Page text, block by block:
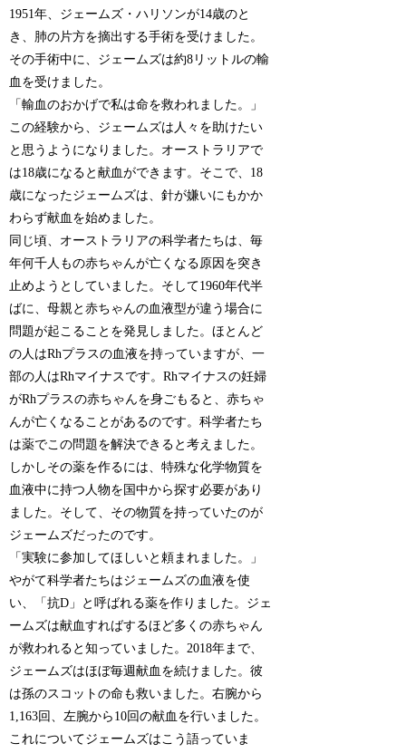
1951年、ジェームズ・ハリソンが14歳のと
き、肺の片方を摘出する手術を受けました。
その手術中に、ジェームズは約8リットルの輸
血を受けました。
「輸血のおかげで私は命を救われました。」
この経験から、ジェームズは人々を助けたい
と思うようになりました。オーストラリアで
は18歳になると献血ができます。そこで、18
歳になったジェームズは、針が嫌いにもかか
わらず献血を始めました。
同じ頃、オーストラリアの科学者たちは、毎
年何千人もの赤ちゃんが亡くなる原因を突き
止めようとしていました。そして1960年代半
ばに、母親と赤ちゃんの血液型が違う場合に
問題が起こることを発見しました。ほとんど
の人はRhプラスの血液を持っていますが、一
部の人はRhマイナスです。Rhマイナスの妊婦
がRhプラスの赤ちゃんを身ごもると、赤ちゃ
んが亡くなることがあるのです。科学者たち
は薬でこの問題を解決できると考えました。
しかしその薬を作るには、特殊な化学物質を
血液中に持つ人物を国中から探す必要があり
ました。そして、その物質を持っていたのが
ジェームズだったのです。
「実験に参加してほしいと頼まれました。」
やがて科学者たちはジェームズの血液を使
い、「抗D」と呼ばれる薬を作りました。ジェ
ームズは献血すればするほど多くの赤ちゃん
が救われると知っていました。2018年まで、
ジェームズはほぼ毎週献血を続けました。彼
は孫のスコットの命も救いました。右腕から
1,163回、左腕から10回の献血を行いました。
これについてジェームズはこう語っていま